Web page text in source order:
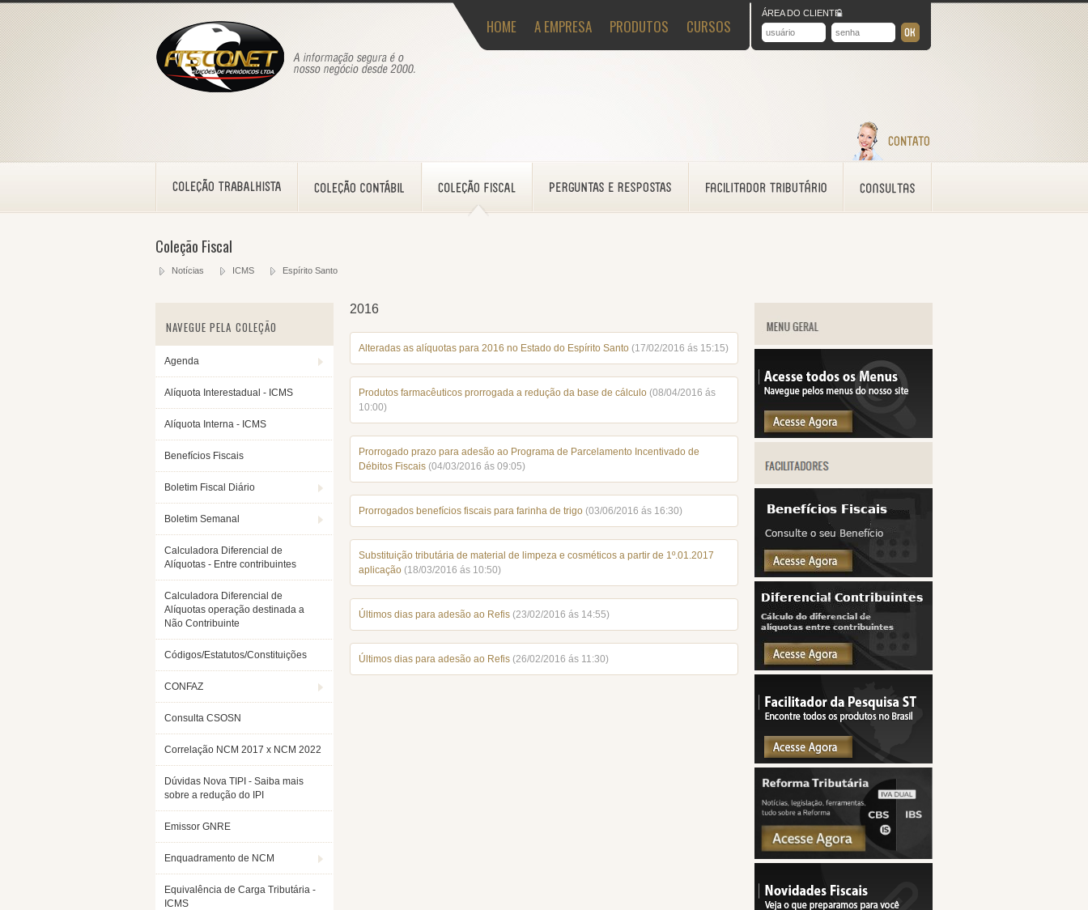
HOME A EMPRESA PRODUTOS CURSOS
ÁREA DO CLIENTE
Coleção Fiscal
Notícias ICMS Espírito Santo
NAVEGUE PELA COLEÇÃO
Agenda
Alíquota Interestadual - ICMS
Alíquota Interna - ICMS
Benefícios Fiscais
Boletim Fiscal Diário
Boletim Semanal
Calculadora Diferencial de
Alíquotas - Entre contribuintes
Calculadora Diferencial de
Alíquotas operação destinada a
Não Contribuinte
Códigos/Estatutos/Constituições
CONFAZ
Consulta CSOSN
Correlação NCM 2017 x NCM 2022
Dúvidas Nova TIPI - Saiba mais
sobre a redução do IPI
Emissor GNRE
Enquadramento de NCM
Equivalência de Carga Tributária -
ICMS
2016
Alteradas as alíquotas para 2016 no Estado do Espírito Santo (17/02/2016 ás 15:15)
Produtos farmacêuticos prorrogada a redução da base de cálculo (08/04/2016 ás
10:00)
Prorrogado prazo para adesão ao Programa de Parcelamento Incentivado de
Débitos Fiscais (04/03/2016 ás 09:05)
Prorrogados benefícios fiscais para farinha de trigo (03/06/2016 ás 16:30)
Substituição tributária de material de limpeza e cosméticos a partir de 1º.01.2017
aplicação (18/03/2016 ás 10:50)
Últimos dias para adesão ao Refis (23/02/2016 ás 14:55)
Últimos dias para adesão ao Refis (26/02/2016 ás 11:30)